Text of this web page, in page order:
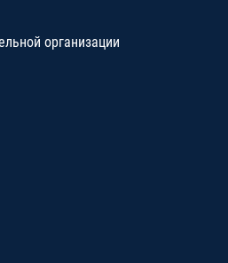
организации